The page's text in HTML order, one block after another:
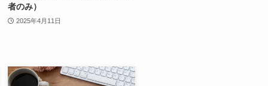
者のみ）
2025年4月11日